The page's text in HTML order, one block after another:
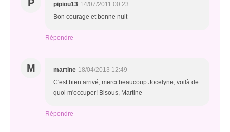
P pipiou13 14/07/2011 00:23
Bon courage et bonne nuit
Répondre
M martine 18/04/2013 12:49
C'est bien arrivé, merci beaucoup Jocelyne, voilà de
quoi m'occuper! Bisous, Martine
Répondre